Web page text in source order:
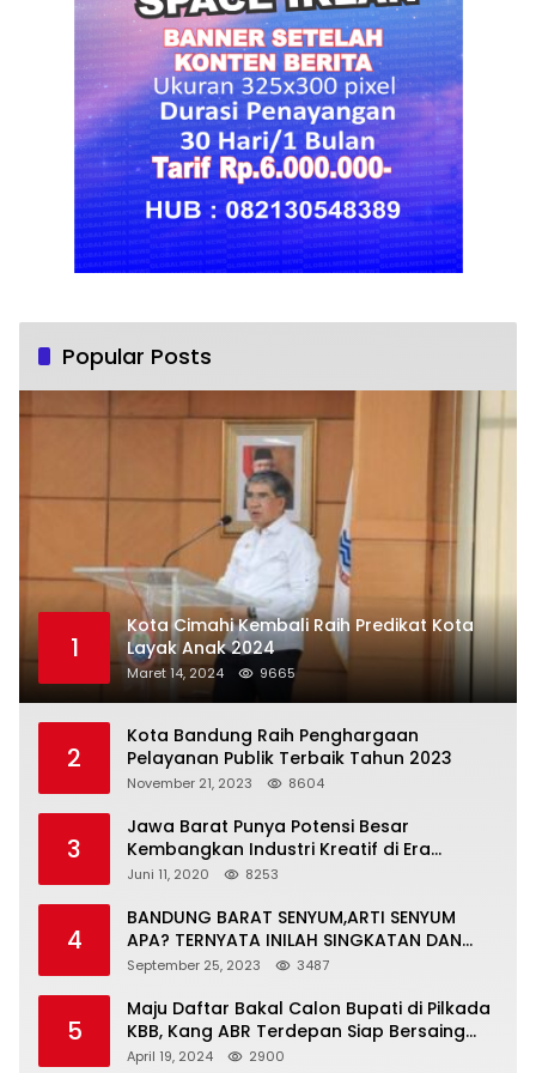
Popular Posts
1
Kota Cimahi Kembali Raih Predikat Kota
Layak Anak 2024
Maret 14, 2024 9665
2
Kota Bandung Raih Penghargaan
Pelayanan Publik Terbaik Tahun 2023
November 21, 2023 8604
3
Jawa Barat Punya Potensi Besar
Kembangkan Industri Kreatif di Era
Normal Baru
Juni 11, 2020 8253
4
BANDUNG BARAT SENYUM,ARTI SENYUM
APA? TERNYATA INILAH SINGKATAN DAN
MAKNANYA
September 25, 2023 3487
5
Maju Daftar Bakal Calon Bupati di Pilkada
KBB, Kang ABR Terdepan Siap Bersaing
Dengan Balon Lainnya
April 19, 2024 2900